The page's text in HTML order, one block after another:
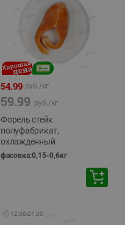
54.99 руб./кг
59.99 руб./кг
Форель стейк
полуфабрикат,
охлажденный
фасовка:0,15-0,6кг
🕘 12:00-21:00